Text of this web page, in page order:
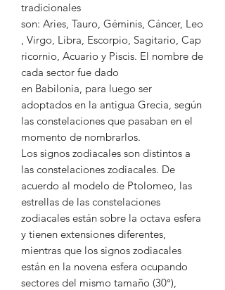
tradicionales
son: Aries, Tauro, Géminis, Cáncer, Leo
, Virgo, Libra, Escorpio, Sagitario, Cap
ricornio, Acuario y Piscis. El nombre de
cada sector fue dado
en Babilonia, para luego ser
adoptados en la antigua Grecia, según
las constelaciones que pasaban en el
momento de nombrarlos.
Los signos zodiacales son distintos a
las constelaciones zodiacales.​ De
acuerdo al modelo de Ptolomeo, las
estrellas de las constelaciones
zodiacales están sobre la octava esfera
y tienen extensiones diferentes,
mientras que los signos zodiacales
están en la novena esfera ocupando
sectores del mismo tamaño (30°),